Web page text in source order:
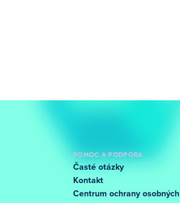
POMOC A PODPORA
Časté otázky
Kontakt
Centrum ochrany osobných